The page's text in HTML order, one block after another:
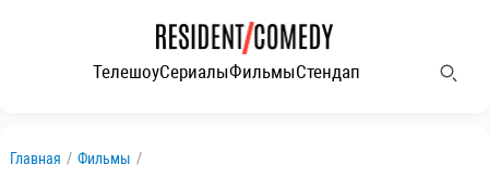
ТелешоуСериалыФильмыСтендап
Главная / Фильмы /